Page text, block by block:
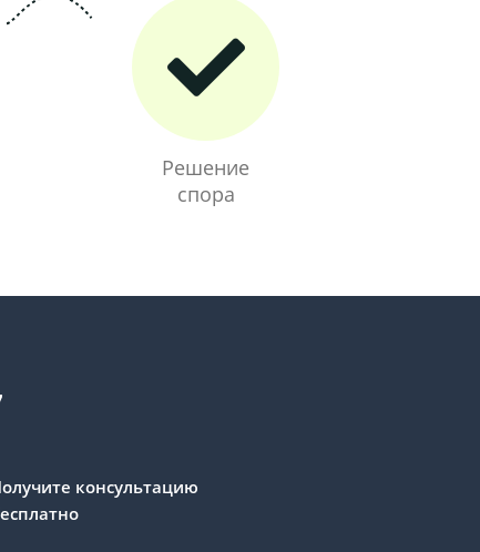
Решение
спора
консультацию